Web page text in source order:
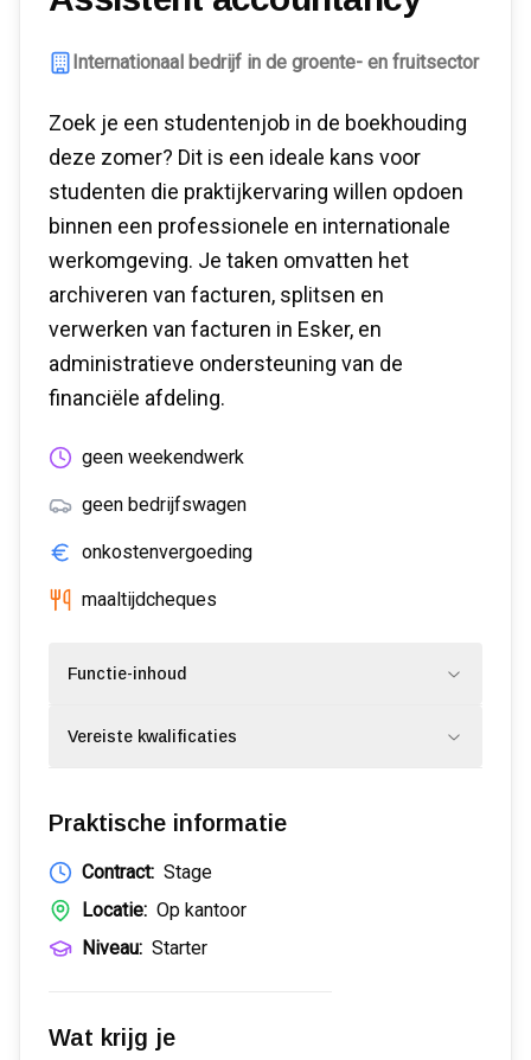
Internationaal bedrijf in de groente- en fruitsector
Zoek je een studentenjob in de boekhouding
deze zomer? Dit is een ideale kans voor
studenten die praktijkervaring willen opdoen
binnen een professionele en internationale
werkomgeving. Je taken omvatten het
archiveren van facturen, splitsen en
verwerken van facturen in Esker, en
administratieve ondersteuning van de
financiële afdeling.
geen weekendwerk
geen bedrijfswagen
onkostenvergoeding
maaltijdcheques
Functie-inhoud
Vereiste kwalificaties
Praktische informatie
Contract: Stage
Locatie: Op kantoor
Niveau: Starter
Wat krijg je